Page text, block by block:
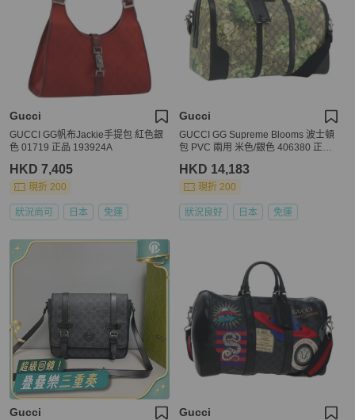
Gucci
GUCCI GG帆布Jackie手提包 紅色銀
色 01719 正品 193924A
HKD 7,405
現折 200
狀況尚可 日本 免運
Gucci
GUCCI GG Supreme Blooms 波士頓
包 PVC 兩用 米色/銀色 406380 正品
HKD 14,183
現折 200
狀況良好 日本 免運
Gucci Gucci